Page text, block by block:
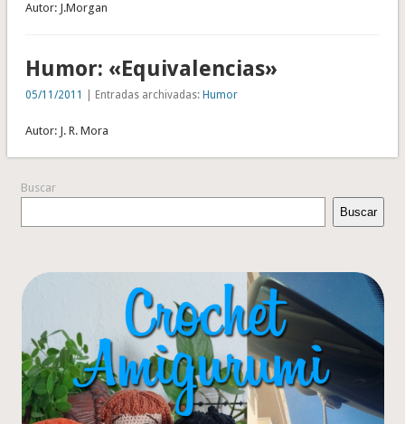
Autor: J.Morgan
Humor: «Equivalencias»
05/11/2011 | Entradas archivadas: Humor
Autor: J. R. Mora
Buscar
Buscar